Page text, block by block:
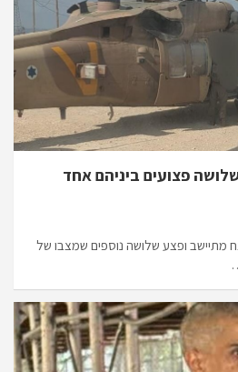
פצועים ביניהם אחד
מתיישב ופצע שלושה נוספים שמצבו של